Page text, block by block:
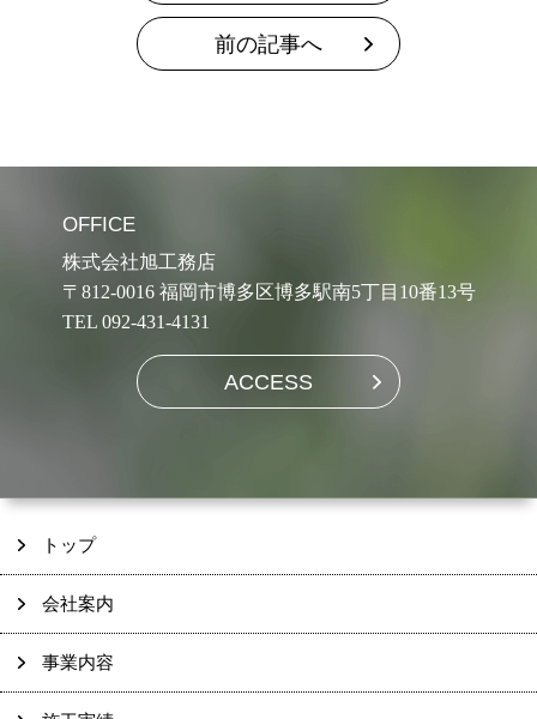
前の記事へ
OFFICE
株式会社旭工務店
〒812-0016 福岡市博多区博多駅南5丁目10番13号
TEL 092-431-4131
ACCESS
トップ
会社案内
事業内容